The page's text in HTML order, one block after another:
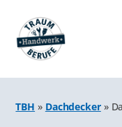
TBH » Dachdecker»